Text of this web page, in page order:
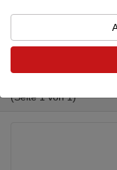
Neues
(Seite 1 von 1)